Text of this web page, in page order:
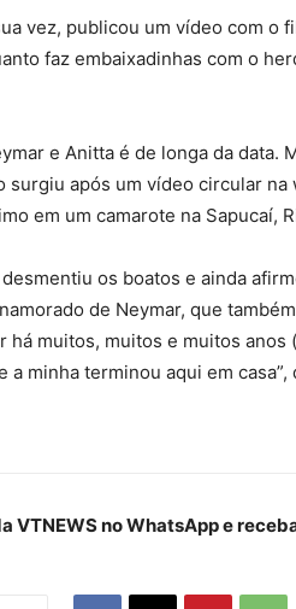
vez, publicou um vídeo com o
faz embaixadinhas com o
e Anitta é de longa da data.
surgiu após um vídeo circular
em um camarote na Sapucaí,
os boatos e ainda
de Neymar, que
há muitos, muitos e muitos
a minha terminou aqui em casa”,
VTNEWS no WhatsApp e